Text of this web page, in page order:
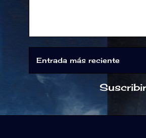
Entrada más reciente